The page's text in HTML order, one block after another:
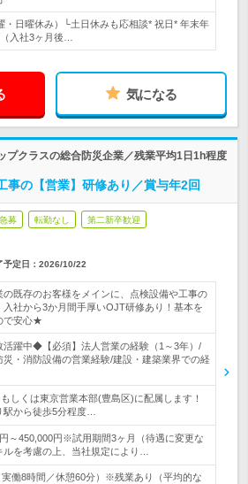
・日曜休み）└土日休みも応相談* 祝日* 年末年
入社3ヶ月後…
気になる
プクラスの総合防災企業／残業平均1日1h程度
事の【営業】研修あり／賞与年2回
急募 転勤なし 第二新卒歓迎
予定日： 2026/10/22
の既存のお客様をメインに、点検設備や工事の
入社から3か月間手厚いOJT研修あり！基本を
で安心★
躍中◆【必須】法人営業の経験（1～3年）/
災・消防設備の営業経験/建設・建築業界での経
しくは東京営業本部(豊島区)に配属します！
から徒歩5分程度…
円～450,000円※試用期間3ヶ月（待遇に変更な
を考慮の上、当社規定により…
働8時間／休憩60分）※残業あり（平均的な